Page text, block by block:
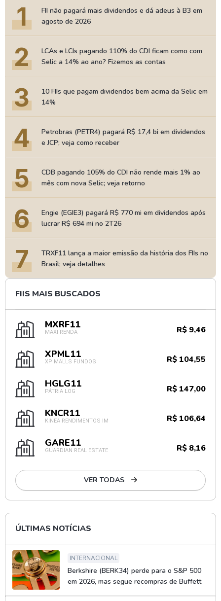
1
FII não pagará mais dividendos e dá adeus à B3 em
agosto de 2026
2
LCAs e LCIs pagando 110% do CDI ficam como com
Selic a 14% ao ano? Fizemos as contas
3
10 FIIs que pagam dividendos bem acima da Selic em
14%
4
Petrobras (PETR4) pagará R$ 17,4 bi em dividendos
e JCP; veja como receber
5
CDB pagando 105% do CDI não rende mais 1% ao
mês com nova Selic; veja retorno
6
Engie (EGIE3) pagará R$ 770 mi em dividendos após
lucrar R$ 694 mi no 2T26
7
TRXF11 lança a maior emissão da história dos FIIs no
Brasil; veja detalhes
FIIS MAIS BUSCADOS
MXRF11
MAXI RENDA R$ 9,46
XPML11
XP MALLS FUNDOS R$ 104,55
HGLG11
PÁTRIA LOG R$ 147,00
KNCR11
KINEA RENDIMENTOS IM R$ 106,64
GARE11
GUARDIAN REAL ESTATE R$ 8,16
VER TODAS
ÚLTIMAS NOTÍCIAS
INTERNACIONAL
Berkshire (BERK34) perde para o S&P 500
em 2026, mas segue recompras de Buffett